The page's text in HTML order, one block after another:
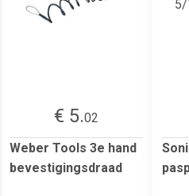
€ 5.02
Weber Tools 3e hand
bevestigingsdraad